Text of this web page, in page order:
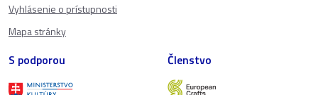
Vyhlásenie o prístupnosti
Mapa stránky
S podporou Členstvo